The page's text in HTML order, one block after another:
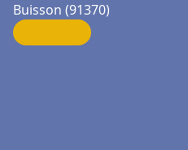
Buisson (91370)